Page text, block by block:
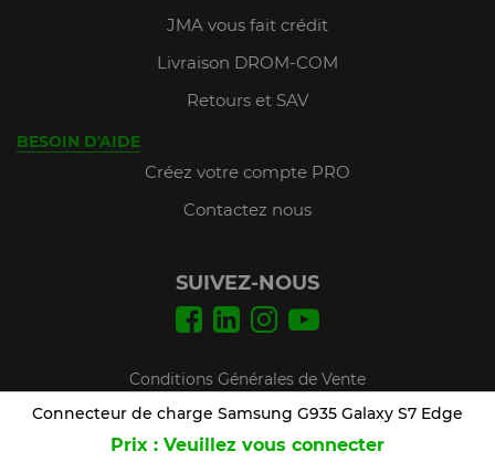
Connecteur de charge Samsung G935 Galaxy S7 Edge
Prix : Veuillez vous connecter
JMA vous fait crédit
Livraison DROM-COM
Retours et SAV
BESOIN D'AIDE
Créez votre compte PRO
Contactez nous
SUIVEZ-NOUS
Conditions Générales de Vente
Mentions légales
Plan du site